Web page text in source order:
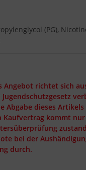
(PG),
Angebot richtet sich
Abgabe dieses
Kaufvertrag kommt
bei der
durch.